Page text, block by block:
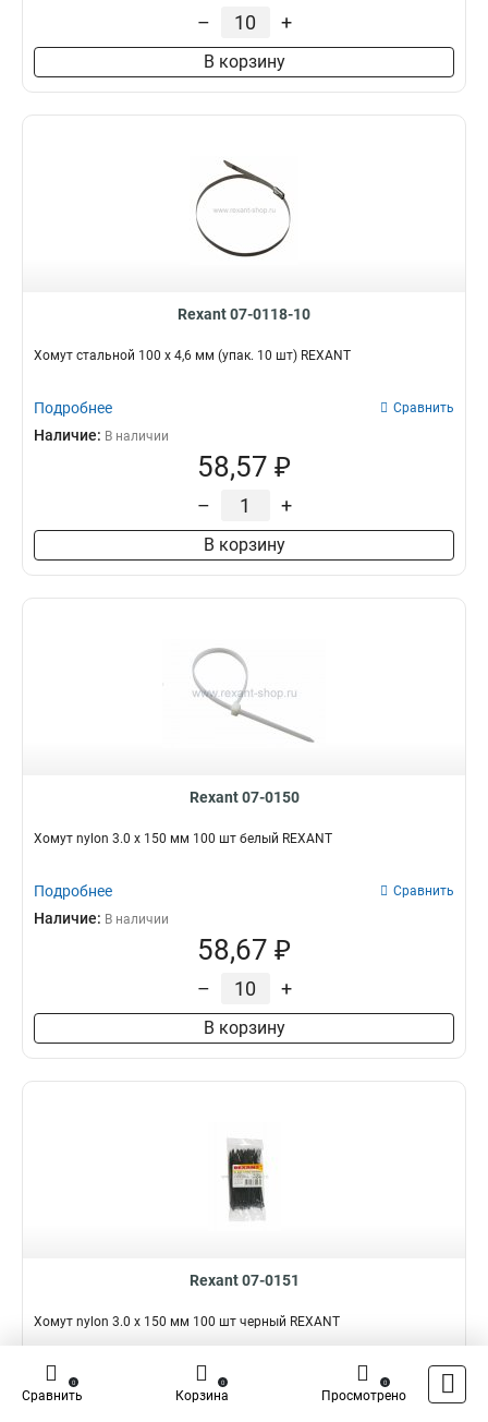
– +
В корзину
Rexant 07-0118-10
Хомут стальной 100 x 4,6 мм (упак. 10 шт) REXANT
Подробнее Сравнить
Наличие: В наличии
58,57 ₽
– +
В корзину
Rexant 07-0150
Хомут nylon 3.0 х 150 мм 100 шт белый REXANT
Подробнее Сравнить
Наличие: В наличии
58,67 ₽
– +
В корзину
Rexant 07-0151
Хомут nylon 3.0 х 150 мм 100 шт черный REXANT
Подробнее Сравнить
Наличие:
Сравнить
0
Корзина
0
Просмотрено
0